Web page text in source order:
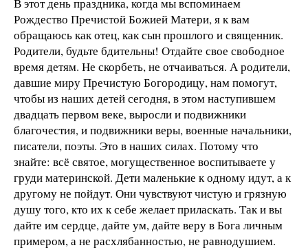
В этот день праздника, когда мы вспоминаем
Рождество Пречистой Божией Матери, я к вам
обращаюсь как отец, как сын прошлого и священник.
Родители, будьте бдительны! Отдайте свое свободное
время детям. Не скорбеть, не отчаиваться. А родители,
давшие миру Пречистую Богородицу, нам помогут,
чтобы из наших детей сегодня, в этом наступившем
двадцать первом веке, выросли и подвижники
благочестия, и подвижники веры, военные начальники,
писатели, поэты. Это в наших силах. Потому что
знайте: всё святое, могущественное воспитываете у
груди материнской. Дети маленькие к одному идут, а к
другому не пойдут. Они чувствуют чистую и грязную
душу того, кто их к себе желает приласкать. Так и вы
дайте им сердце, дайте ум, дайте веру в Бога личным
примером, а не расхлябанностью, не равнодушием.